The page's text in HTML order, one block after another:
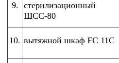
9. стерилизационный
ШСС-80
10. вытяжной шкаф FC 11C